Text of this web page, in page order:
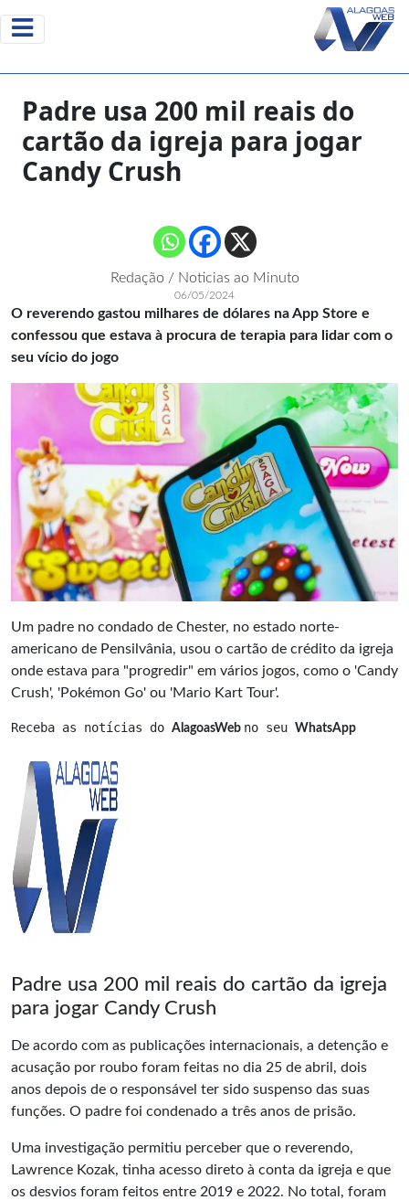
Padre usa 200 mil reais do
cartão da igreja para jogar
Candy Crush
Redação / Noticias ao Minuto
06/05/2024
O reverendo gastou milhares de dólares na App Store e
confessou que estava à procura de terapia para lidar com o
seu vício do jogo
Um padre no condado de Chester, no estado norte-
americano de Pensilvânia, usou o cartão de crédito da igreja
onde estava para "progredir" em vários jogos, como o 'Candy
Crush', 'Pokémon Go' ou 'Mario Kart Tour'.
Receba as notícias do AlagoasWeb no seu WhatsApp
Padre usa 200 mil reais do cartão da igreja
para jogar Candy Crush
De acordo com as publicações internacionais, a detenção e
acusação por roubo foram feitas no dia 25 de abril, dois
anos depois de o responsável ter sido suspenso das suas
funções. O padre foi condenado a três anos de prisão.
Uma investigação permitiu perceber que o reverendo,
Lawrence Kozak, tinha acesso direto à conta da igreja e que
os desvios foram feitos entre 2019 e 2022. No total, foram